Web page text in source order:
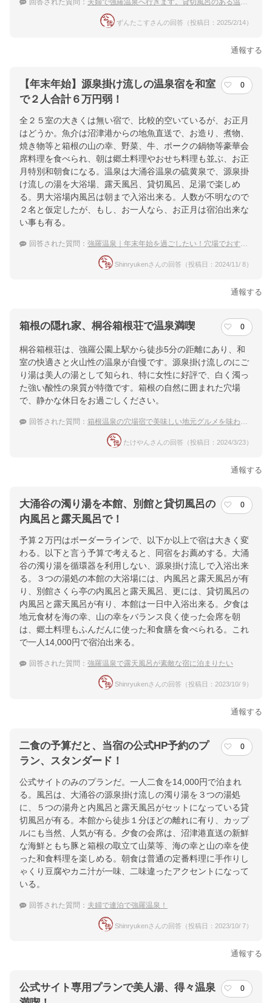
回答された質問： 夫婦で強羅温泉へ行きます。貸切風呂のある温泉宿を教えて下さい。
ずんたこすさんの回答（投稿日：2025/2/14）
通報する
【年末年始】源泉掛け流しの温泉宿を和室
で２人合計６万円弱！
0
全２５室の大きくは無い宿で、比較的空いているが、お正月
はどうか。魚介は沼津港からの地魚直送で、お造り、煮物、
焼き物等と箱根の山の幸、野菜、牛、ポークの鍋物等豪華会
席料理を食べられ、朝は郷土料理やおせち料理も並ぶ、お正
月特別和朝食になる。温泉は大涌谷温泉の硫黄泉で、源泉掛
け流しの湯を大浴場、露天風呂、貸切風呂、足湯で楽しめ
る。男大浴場内風呂は朝まで入浴出来る。人数が不明なので
２名と仮定したが、もし、お一人なら、お正月は宿泊出来な
い事も有る。
回答された質問： 強羅温泉｜年末年始を過ごしたい！穴場でおすすめの宿は？
Shinryukenさんの回答（投稿日：2024/11/ 8）
通報する
箱根の隠れ家、桐谷箱根荘で温泉満喫 0
桐谷箱根荘は、強羅公園上駅から徒歩5分の距離にあり、和
室の快適さと火山性の温泉が自慢です。源泉掛け流しのにご
り湯は美人の湯として知られ、特に女性に好評で、白く濁っ
た強い酸性の泉質が特徴です。箱根の自然に囲まれた穴場
で、静かな休日をお過ごしください。
回答された質問： 箱根温泉の穴場宿で美味しい地元グルメを味わうGWを過ごしたい
たけやんさんの回答（投稿日：2024/3/23）
通報する
大涌谷の濁り湯を本館、別館と貸切風呂の
内風呂と露天風呂で！
0
予算２万円はボーダーラインで、以下か以上で宿は大きく変
わる。以下と言う予算で考えると、同宿をお薦めする。大涌
谷の濁り湯を循環器を利用しない、源泉掛け流しで入浴出来
る。３つの湯処の本館の大浴場には、内風呂と露天風呂が有
り、別館さくら亭の内風呂と露天風呂、更には、貸切風呂の
内風呂と露天風呂が有り、本館は一日中入浴出来る。夕食は
地元食材を海の幸、山の幸をバランス良く使った会席を朝
は、郷土料理もふんだんに使った和食膳を食べられる。これ
で一人14,000円で宿泊出来る。
回答された質問： 強羅温泉で露天風呂が素敵な宿に泊まりたい
Shinryukenさんの回答（投稿日：2023/10/ 9）
通報する
二食の予算だと、当宿の公式HP予約のプ
ラン、スタンダード！
0
公式サイトのみのプランだ。一人二食を14,000円で泊まれ
る。風呂は、大涌谷の源泉掛け流しの濁り湯を３つの湯処
に、５つの湯舟と内風呂と露天風呂がセットになっている貸
切風呂が有る。本館から徒歩１分ほどの離れに有り、カップ
ルにも当然、人気が有る。夕食の会席は、沼津港直送の新鮮
な海鮮ともち豚と箱根の取立て山菜等、海の幸と山の幸を使
った和食料理を楽しめる。朝食は普通の定番料理に手作りし
ゃくり豆腐やカニ汁が一味、二味違ったアクセントになって
いる。
回答された質問： 夫婦で連泊で強羅温泉！
Shinryukenさんの回答（投稿日：2023/10/ 7）
通報する
公式サイト専用プランで美人湯、得々温泉
0